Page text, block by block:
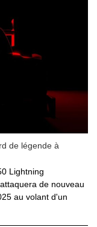
de légende à
Lightning
de nouveau
au volant d'un